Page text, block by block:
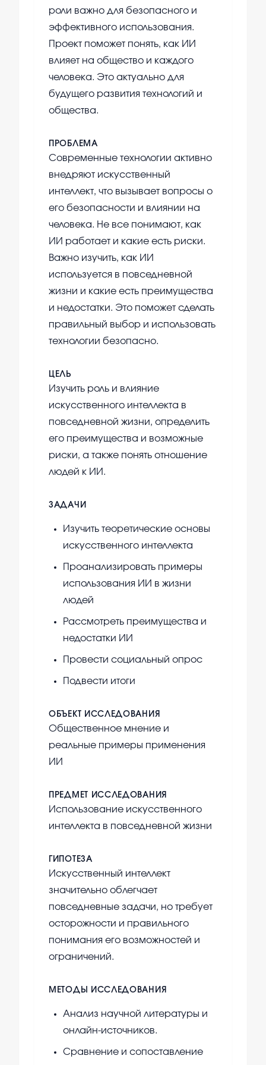
роли важно для безопасного и
эффективного использования.
Проект поможет понять, как ИИ
влияет на общество и каждого
человека. Это актуально для
будущего развития технологий и
общества.
ПРОБЛЕМА
Современные технологии активно
внедряют искусственный
интеллект, что вызывает вопросы о
его безопасности и влиянии на
человека. Не все понимают, как
ИИ работает и какие есть риски.
Важно изучить, как ИИ
используется в повседневной
жизни и какие есть преимущества
и недостатки. Это поможет сделать
правильный выбор и использовать
технологии безопасно.
ЦЕЛЬ
Изучить роль и влияние
искусственного интеллекта в
повседневной жизни, определить
его преимущества и возможные
риски, а также понять отношение
людей к ИИ.
ЗАДАЧИ
Изучить теоретические основы
искусственного интеллекта
Проанализировать примеры
использования ИИ в жизни
людей
Рассмотреть преимущества и
недостатки ИИ
Провести социальный опрос
Подвести итоги
ОБЪЕКТ ИССЛЕДОВАНИЯ
Общественное мнение и
реальные примеры применения
ИИ
ПРЕДМЕТ ИССЛЕДОВАНИЯ
Использование искусственного
интеллекта в повседневной жизни
ГИПОТЕЗА
Искусственный интеллект
значительно облегчает
повседневные задачи, но требует
осторожности и правильного
понимания его возможностей и
ограничений.
МЕТОДЫ ИССЛЕДОВАНИЯ
Анализ научной литературы и
онлайн-источников.
Сравнение и сопоставление